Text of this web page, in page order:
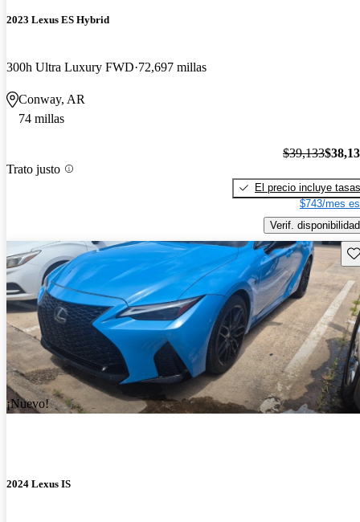
2023 Lexus ES Hybrid
300h Ultra Luxury FWD 72,697 millas
Conway, AR
74 millas
Trato justo
$39,133
El precio incluye tasas
$743/mes
Verif. disponibilidad
¡Nuevo!
2024 Lexus IS